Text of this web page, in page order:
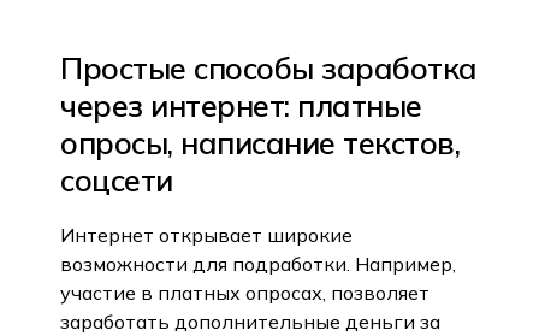
Простые способы заработка
через интернет: платные
опросы, написание текстов,
соцсети
Интернет открывает широкие
возможности для подработки. Например,
участие в платных опросах, позволяет
заработать дополнительные деньги за